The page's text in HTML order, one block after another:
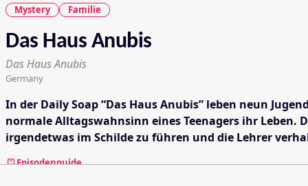
Mystery
Familie
Das Haus Anubis
Das Haus Anubis
Germany
In der Daily Soap “Das Haus Anubis” leben neun
normale Alltagswahnsinn eines Teenagers ihr
irgendetwas im Schilde zu führen und die Lehrer
Episodenguide